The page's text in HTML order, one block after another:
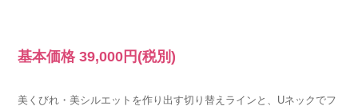
基本価格39,000円 (税別)
美くびれ・美シルエットを作り出す切り替えラインと、Uネックでフ